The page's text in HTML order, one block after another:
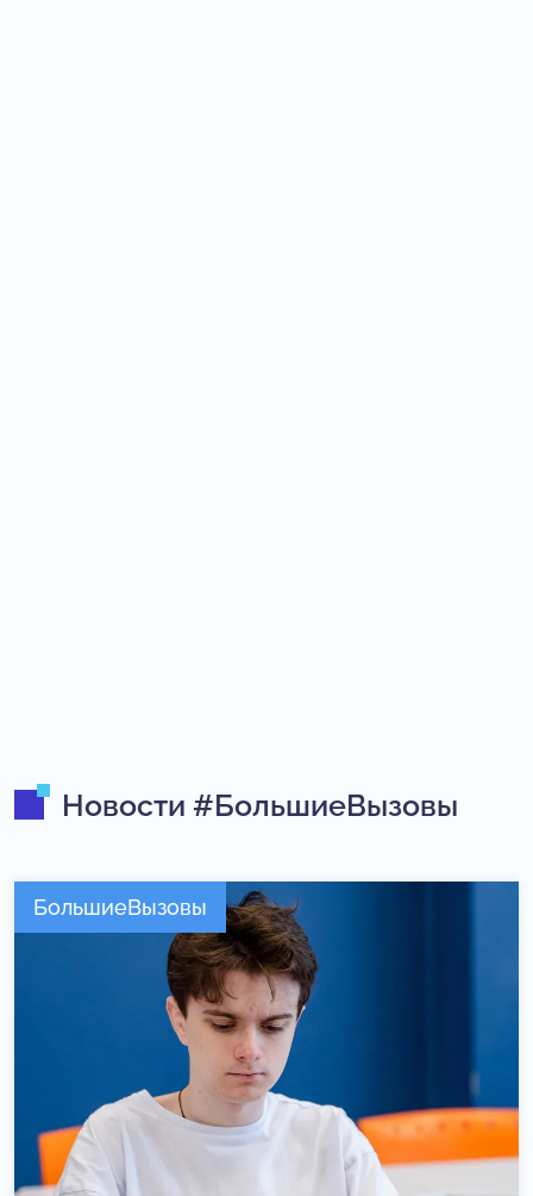
Новости #БольшиеВызовы
БольшиеВызовы